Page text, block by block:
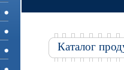
Каталог